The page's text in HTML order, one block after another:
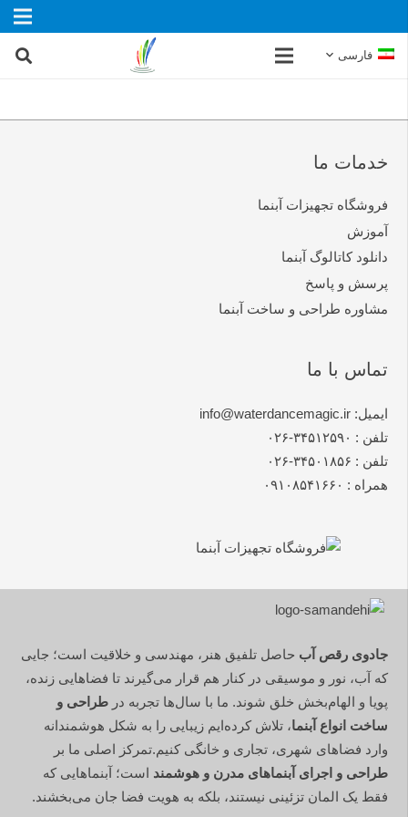
فارسی
خدمات ما
فروشگاه تجهیزات آبنما
آموزش
دانلود کاتالوگ آبنما
پرسش و پاسخ
مشاوره طراحی و ساخت آبنما
تماس با ما
ایمیل: info@waterdancemagic.ir
تلفن : ۳۴۵۱۲۵۹۰-۰۲۶
تلفن : ۳۴۵۰۱۸۵۶-۰۲۶
همراه : ۰۹۱۰۸۵۴۱۶۶۰
جادوی رقص آب حاصل تلفیق هنر، مهندسی و خلاقیت است؛ جایی
که آب، نور و موسیقی در کنار هم قرار می‌گیرند تا فضاهایی زنده،
پویا و الهام‌بخش خلق شوند. ما با سال‌ها تجربه درطراحی و
ساخت انواع آبنما، تلاش کرده‌ایم زیبایی را به شکل هوشمندانه
وارد فضاهای شهری، تجاری و خانگی کنیم.تمرکز اصلی ما بر
طراحی و اجرای آبنماهای مدرن و هوشمند است؛ آبنماهایی که
فقط یک المان تزئینی نیستند، بلکه به هویت فضا جان می‌بخشند.